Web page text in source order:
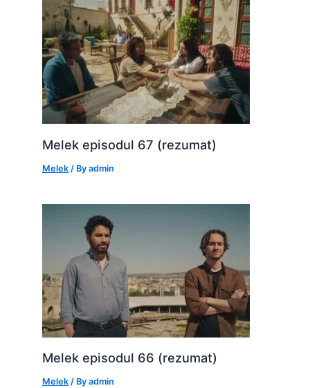
Melek episodul 67 (rezumat)
Melek / Byadmin
Melek episodul 66 (rezumat)
Melek / Byadmin